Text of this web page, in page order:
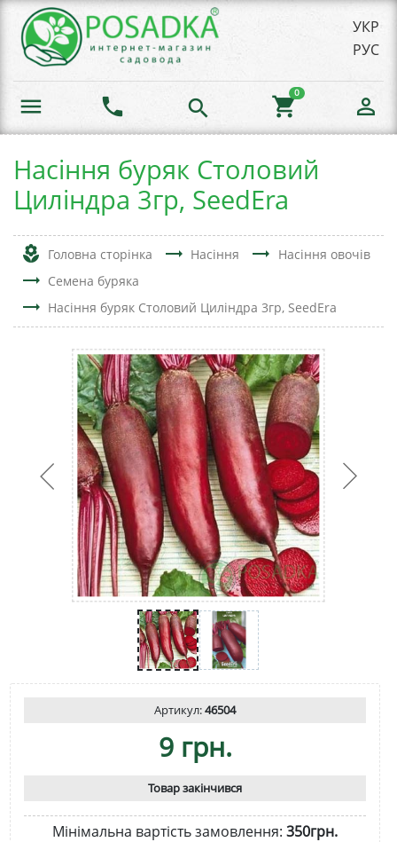
УКР
РУС
menu phone search shopping_cart
0
person_outline
Насіння буряк Столовий
Циліндра 3гр, SeedEra
local_florist Головна сторінка trending_flat Насіння trending_flat Насіння овочів
trending_flat Семена буряка
trending_flat Насіння буряк Столовий Циліндра 3гр, SeedEra
Артикул:46504
9 грн.
Товар закінчився
Мінімальна вартість замовлення: 350грн.